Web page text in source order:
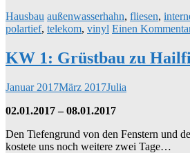
Hausbau außenwasserhahn, fliesen,
polartief, telekom, vinyl Einen
KW 1: Grüstbau zu
Januar 2017März 2017Julia
02.01.2017 – 08.01.2017
Den Tiefengrund von den Fenstern und
kostete uns noch weitere zwei Tage…